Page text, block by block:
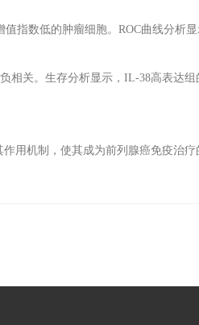
指数低的肿瘤细胞。 ROC曲线分析
相关。生存分析显示， IL-38高表达
用机制，使其成为前列腺癌免疫治疗